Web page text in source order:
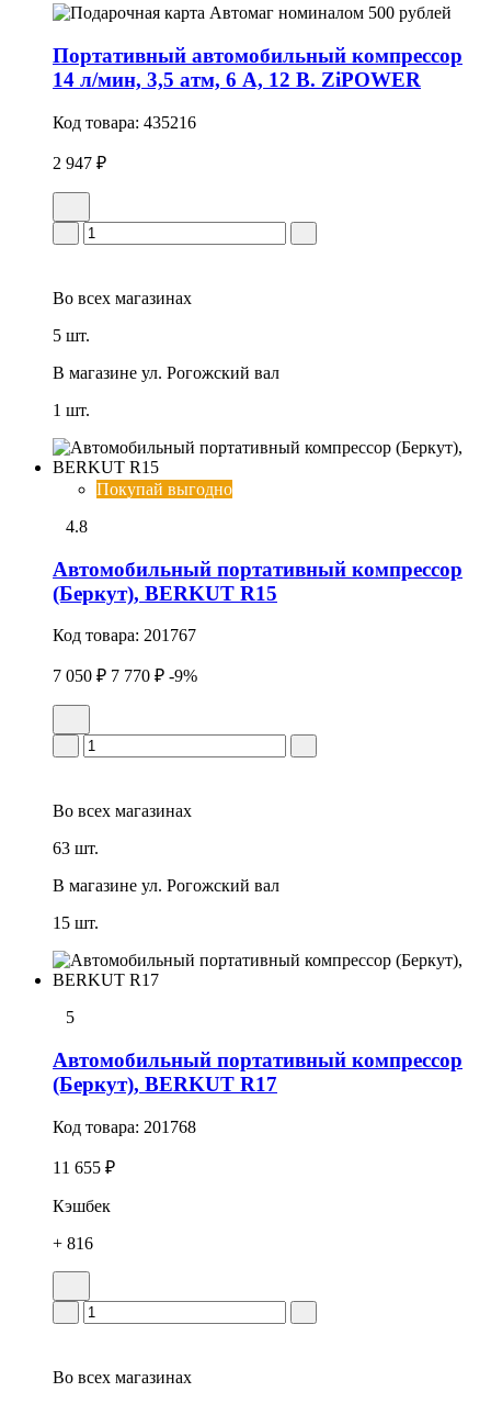
Портативный автомобильный компрессор
14 л/мин, 3,5 атм, 6 А, 12 В. ZiPOWER
Код товара: 435216
2 947 ₽
Во всех магазинах
5 шт.
В магазине ул. Рогожский вал
1 шт.
Покупай выгодно
4.8
Автомобильный портативный компрессор
(Беркут), BERKUT R15
Код товара: 201767
7 050 ₽ 7 770 ₽ -9%
Во всех магазинах
63 шт.
В магазине ул. Рогожский вал
15 шт.
5
Автомобильный портативный компрессор
(Беркут), BERKUT R17
Код товара: 201768
11 655 ₽
Кэшбек
+ 816
Во всех магазинах